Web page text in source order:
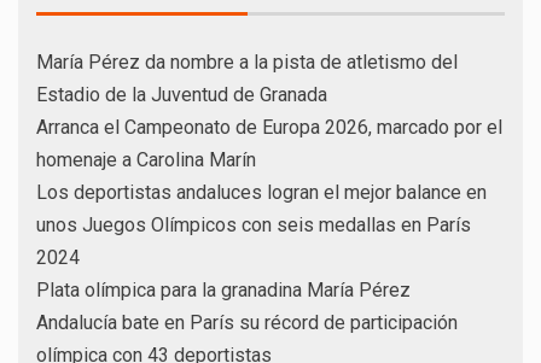
María Pérez da nombre a la pista de atletismo del
Estadio de la Juventud de Granada
Arranca el Campeonato de Europa 2026, marcado por el
homenaje a Carolina Marín
Los deportistas andaluces logran el mejor balance en
unos Juegos Olímpicos con seis medallas en París
2024
Plata olímpica para la granadina María Pérez
Andalucía bate en París su récord de participación
olímpica con 43 deportistas